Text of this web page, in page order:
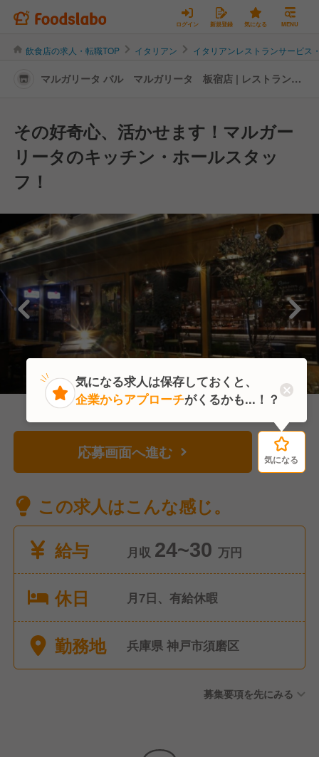
ログイン 新規登録 気になる MENU
飲食店の求人・転職TOP イタリアン イタリアンレストランサービス
マルガリータ バル マルガリータ 板宿店 | レストランサ
その好奇心、活かせます！マルガー
リータのキッチン・ホールスタッ
フ！
応募画面へ進む 気になる
この求人はこんな感じ。
給与
月収 24~30 万円
休日 月7日、有給休暇
勤務地 兵庫県 神戸市須磨区
募集要項を先にみる
気になる
気になる求人は保存しておくと、
企業からアプローチがくるかも...！？